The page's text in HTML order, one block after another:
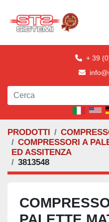
+ 39
PRODOTTI
COMPRESSORI A
ED ASSITENZA
3813548